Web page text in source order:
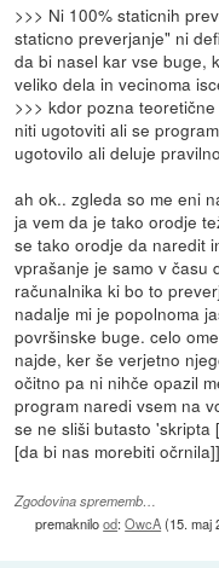
>>> Ni 100% staticnih
staticno preverjanje" ni
da bi nasel kar vse buge,
veliko dela in vecinoma
>>> kdor pozna
niti ugotoviti ali se
ugotovilo ali deluje
ah ok.. zgleda so me eni
ja vem da je tako orodje
se tako orodje da naredit
vprašanje je samo v času
računalnika ki bo to
nadalje mi je popolnoma
površinske buge. celo
najde, ker še verjetno
očitno pa ni nihče opazil
program naredi vsem na
se ne sliši butasto
[da bi nas morebiti
Zgodovina sprememb…
premaknilood:OwcA(15. maj